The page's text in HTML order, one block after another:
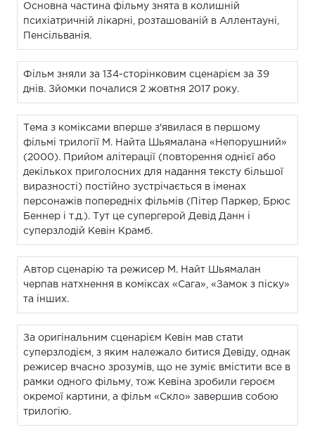
Основна частина фільму знята в колишній
психіатричній лікарні, розташованій в Аллентауні,
Пенсільванія.
Фільм зняли за 134-сторінковим сценарієм за 39
днів. Зйомки почалися 2 жовтня 2017 року.
Тема з коміксами вперше з'явилася в першому
фільмі трилогії М. Найта Шьямалана «Непорушний»
(2000). Прийом алітерації (повторення однієї або
декількох приголосних для надання тексту більшої
виразності) постійно зустрічається в іменах
персонажів попередніх фільмів (Пітер Паркер, Брюс
Беннер і т.д.). Тут це супергерой Девід Данн і
суперзлодій Кевін Крамб.
Автор сценарію та режисер М. Найт Шьямалан
черпав натхнення в коміксах «Сага», «Замок з піску»
та інших.
За оригінальним сценарієм Кевін мав стати
суперзлодієм, з яким належало битися Девіду, однак
режисер вчасно зрозумів, що не зуміє вмістити все в
рамки одного фільму, тож Кевіна зробили героєм
окремої картини, а фільм «Скло» завершив собою
трилогію.